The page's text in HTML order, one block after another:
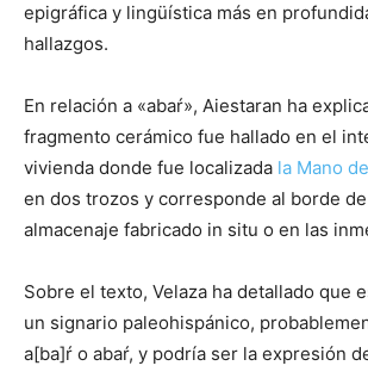
epigráfica y lingüística más en
hallazgos.
En relación a «abaŕ», Aiestaran ha
fragmento cerámico fue hallado en el
vivienda donde fue localizada la Mano
en dos trozos y corresponde al borde
almacenaje fabricado in situ o en las
Sobre el texto, Velaza ha detallado que
un signario paleohispánico,
a[ba]ŕ o abaŕ, y podría ser la expresión